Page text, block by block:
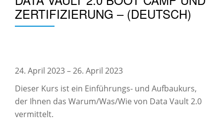
ZERTIFIZIERUNG – (DEUTSCH)
Vault
2.0
Boot
Camp
24. April 2023–26. April 2023
Dieser Kurs ist ein Einführungs- und Aufbaukurs,
der Ihnen das Warum/Was/Wie von Data Vault 2.0
vermittelt.